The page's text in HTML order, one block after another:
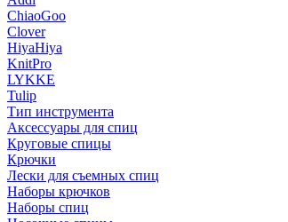
ChiaoGoo
Clover
HiyaHiya
KnitPro
LYKKE
Tulip
Тип инструмента
Аксессуары для спиц
Круговые спицы
Крючки
Лески для съемных спиц
Наборы крючков
Наборы спиц